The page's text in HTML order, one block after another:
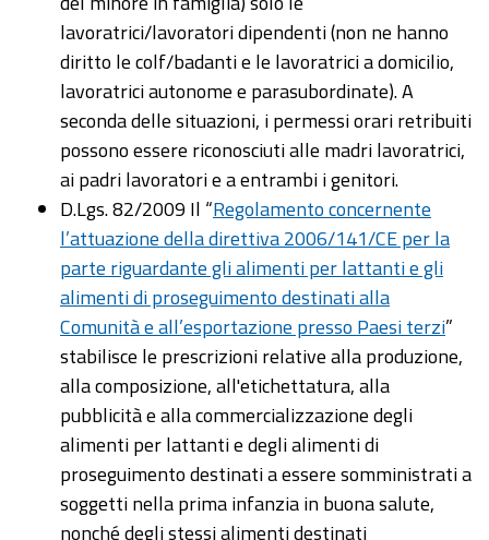
lavoratrici/lavoratori dipendenti (non ne hanno
diritto le colf/badanti e le lavoratrici a domicilio,
lavoratrici autonome e parasubordinate). A
seconda delle situazioni, i permessi orari retribuiti
possono essere riconosciuti alle madri lavoratrici,
ai padri lavoratori e a entrambi i genitori.
D.Lgs. 82/2009 Il “Regolamento concernente
l’attuazione della direttiva 2006/141/CE per la
parte riguardante gli alimenti per lattanti e gli
alimenti di proseguimento destinati alla
Comunità e all’esportazione presso Paesi terzi”
stabilisce le prescrizioni relative alla produzione,
alla composizione, all'etichettatura, alla
pubblicità e alla commercializzazione degli
alimenti per lattanti e degli alimenti di
proseguimento destinati a essere somministrati a
soggetti nella prima infanzia in buona salute,
nonché degli stessi alimenti destinati